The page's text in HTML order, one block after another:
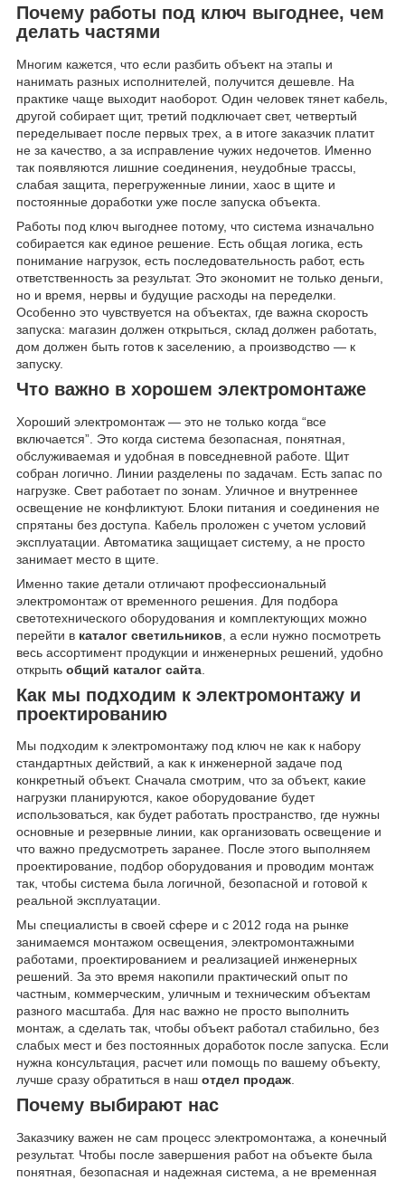
Почему работы под ключ выгоднее, чем
делать частями
Многим кажется, что если разбить объект на этапы и
нанимать разных исполнителей, получится дешевле. На
практике чаще выходит наоборот. Один человек тянет кабель,
другой собирает щит, третий подключает свет, четвертый
переделывает после первых трех, а в итоге заказчик платит
не за качество, а за исправление чужих недочетов. Именно
так появляются лишние соединения, неудобные трассы,
слабая защита, перегруженные линии, хаос в щите и
постоянные доработки уже после запуска объекта.
Работы под ключ выгоднее потому, что система изначально
собирается как единое решение. Есть общая логика, есть
понимание нагрузок, есть последовательность работ, есть
ответственность за результат. Это экономит не только деньги,
но и время, нервы и будущие расходы на переделки.
Особенно это чувствуется на объектах, где важна скорость
запуска: магазин должен открыться, склад должен работать,
дом должен быть готов к заселению, а производство — к
запуску.
Что важно в хорошем электромонтаже
Хороший электромонтаж — это не только когда “все
включается”. Это когда система безопасная, понятная,
обслуживаемая и удобная в повседневной работе. Щит
собран логично. Линии разделены по задачам. Есть запас по
нагрузке. Свет работает по зонам. Уличное и внутреннее
освещение не конфликтуют. Блоки питания и соединения не
спрятаны без доступа. Кабель проложен с учетом условий
эксплуатации. Автоматика защищает систему, а не просто
занимает место в щите.
Именно такие детали отличают профессиональный
электромонтаж от временного решения. Для подбора
светотехнического оборудования и комплектующих можно
перейти в каталог светильников , а если нужно посмотреть
весь ассортимент продукции и инженерных решений, удобно
открыть общий каталог сайта
Как мы подходим к электромонтажу и
проектированию
Мы подходим к электромонтажу под ключ не как к набору
стандартных действий, а как к инженерной задаче под
конкретный объект. Сначала смотрим, что за объект, какие
нагрузки планируются, какое оборудование будет
использоваться, как будет работать пространство, где нужны
основные и резервные линии, как организовать освещение и
что важно предусмотреть заранее. После этого выполняем
проектирование, подбор оборудования и проводим монтаж
так, чтобы система была логичной, безопасной и готовой к
реальной эксплуатации.
Мы специалисты в своей сфере и с 2012 года на рынке
занимаемся монтажом освещения, электромонтажными
работами, проектированием и реализацией инженерных
решений. За это время накопили практический опыт по
частным, коммерческим, уличным и техническим объектам
разного масштаба. Для нас важно не просто выполнить
монтаж, а сделать так, чтобы объект работал стабильно, без
слабых мест и без постоянных доработок после запуска. Если
нужна консультация, расчет или помощь по вашему объекту,
лучше сразу обратиться в наш отдел продаж
Почему выбирают нас
Заказчику важен не сам процесс электромонтажа, а конечный
результат. Чтобы после завершения работ на объекте была
понятная, безопасная и надежная система, а не временная